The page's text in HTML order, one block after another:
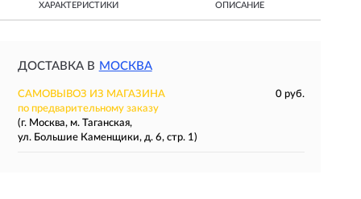
ХАРАКТЕРИСТИКИ ОПИСАНИЕ
ДОСТАВКА В МОСКВА
САМОВЫВОЗ ИЗ МАГАЗИНА
0 руб.
по предварительному заказу
(г. Москва, м. Таганская,
ул. Большие Каменщики, д. 6, стр. 1)